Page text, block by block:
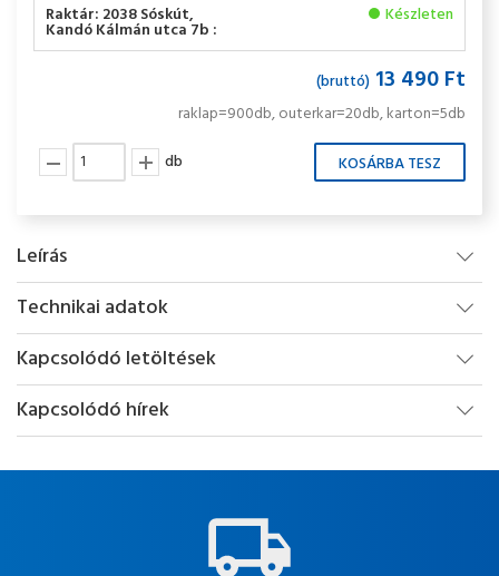
Raktár: 2038 Sóskút,
Kandó Kálmán utca 7b :
Készleten
(bruttó) 13 490 Ft
raklap=900db, outerkar=20db, karton=5db
db
Leírás
Technikai adatok
Kapcsolódó letöltések
Kapcsolódó hírek